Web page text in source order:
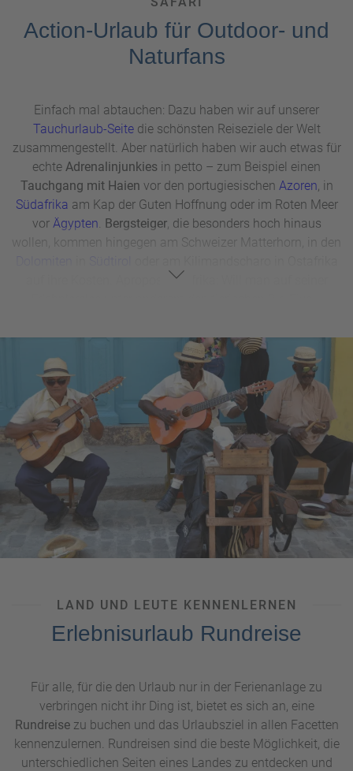
Action-Urlaub für Outdoor- und
Naturfans
Einfach mal abtauchen: Dazu haben wir auf unserer
Tauchurlaub-Seitedie schönsten Reiseziele der Welt
zusammengestellt. Aber natürlich haben wir auch etwas für
echte Adrenalinjunkies in petto – zum Beispiel einen
Tauchgang mit Haien vor den portugiesischen Azoren, in
Südafrika am Kap der Guten Hoffnung oder im Roten Meer
vor Ägypten. Bergsteiger, die besonders hoch hinaus
wollen, kommen hingegen am Schweizer Matterhorn, in den
auf ihre Kosten. Apropos Ostafrika: Will man auf seiner
sindKeniaundTansaniadie idealen Urlaubsziele für ein
Safari-Abenteuer .
LAND UND LEUTE KENNENLERNEN
Erlebnisurlaub Rundreise
Für alle, für die den Urlaub nur in der Ferienanlage zu
verbringen nicht ihr Ding ist, bietet es sich an, eine
Rundreise zu buchen und das Urlaubsziel in allen Facetten
kennenzulernen. Rundreisen sind die beste Möglichkeit, die
unterschiedlichen Seiten eines Landes zu entdecken und